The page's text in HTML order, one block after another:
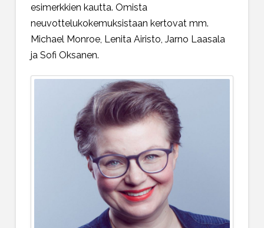
esimerkkien kautta. Omista
neuvottelukokemuksistaan kertovat mm.
Michael Monroe, Lenita Airisto, Jarno Laasala
ja Sofi Oksanen.